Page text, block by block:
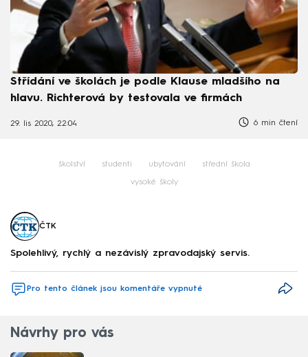
Střídání ve školách je podle Klause mladšího na
hlavu. Richterová by testovala ve firmách
29. lis 2020, 22:04 6 min čtení
školství studenti ubytování střední škola
vysoké školy
ČTK
Spolehlivý, rychlý a nezávislý zpravodajský servis.
Pro tento článek jsou komentáře vypnuté
Návrhy pro vás